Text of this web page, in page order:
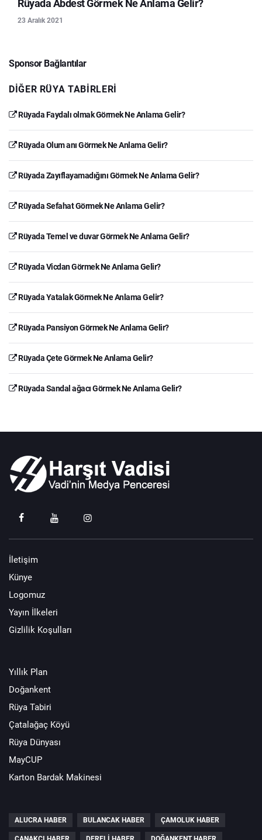
Rüyada Abdest Görmek Ne Anlama Gelir?
23 Aralık 2021
Sponsor Bağlantılar
DIĞER RÜYA TABIRLERI
Rüyada Faydalı olmak Görmek Ne Anlama Gelir?
Rüyada Olum anı Görmek Ne Anlama Gelir?
Rüyada Zayıflayamadığını Görmek Ne Anlama Gelir?
Rüyada Sefahat Görmek Ne Anlama Gelir?
Rüyada Temel ve duvar Görmek Ne Anlama Gelir?
Rüyada Vicdan Görmek Ne Anlama Gelir?
Rüyada Yatalak Görmek Ne Anlama Gelir?
Rüyada Pansiyon Görmek Ne Anlama Gelir?
Rüyada Çete Görmek Ne Anlama Gelir?
Rüyada Sandal ağacı Görmek Ne Anlama Gelir?
İletişim
Künye
Logomuz
Yayın İlkeleri
Gizlilik Koşulları
Yıllık Plan
Doğankent
Rüya Tabiri
Çatalağaç Köyü
Rüya Dünyası
MayCUP
Karton Bardak Makinesi
ALUCRA HABER BULANCAK HABER ÇAMOLUK HABER